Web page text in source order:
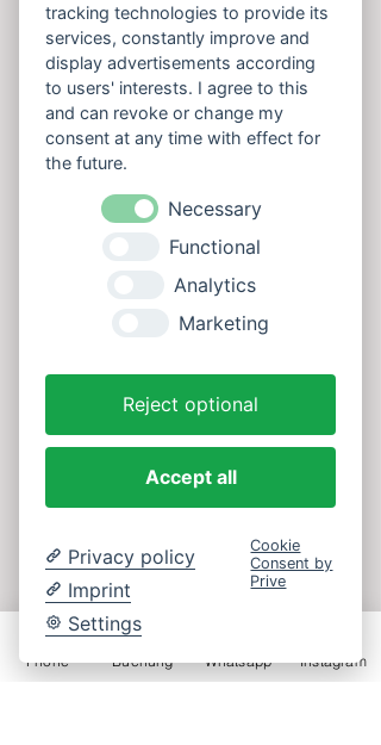
Aktiv im Vogtland
Kultur- und
Festspielstadt
Phone Buchung Whatsapp Instagram
tracking technologies to provide its
services, constantly improve and
display advertisements according
to users' interests. I agree to this
and can revoke or change my
consent at any time with effect for
the future.
Necessary
Functional
Analytics
Marketing
Reject optional
Accept all
Privacy policy
Imprint
Settings
Cookie
Consent by
Prive